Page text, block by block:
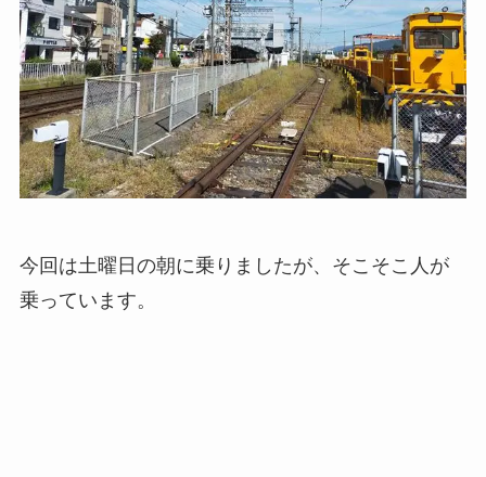
今回は土曜日の朝に乗りましたが、そこそこ人が
乗っています。